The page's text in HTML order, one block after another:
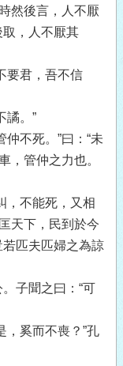
然後言，人不厭
，人不厭其
要君，吾不信
譎。”
不死。”曰：“未
，管仲之力也。
，不能死，又相
天下，民到於今
匹夫匹婦之為諒
子聞之曰：“可
，奚而不喪？”孔